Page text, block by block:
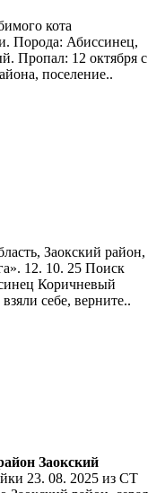
кота
Порода: Абиссинец,
Пропал: 12 октября с
поселение..
Заокский район,
12. 10. 25 Поиск
Коричневый
себе, верните..
Заокский
23. 08. 2025 из СТ